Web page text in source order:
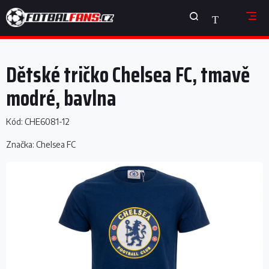
na
obsah
NÁKUPNÍ
KOŠÍK
Dětské tričko Chelsea FC, tmavě
modré, bavlna
Kód: CHE6081-12
Značka: Chelsea FC